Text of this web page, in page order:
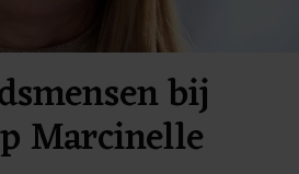
bij
Marcinelle